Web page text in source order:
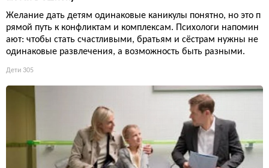
Желание дать детям одинаковые каникулы понятно, но это п
рямой путь к конфликтам и комплексам. Психологи напомин
ают: чтобы стать счастливыми, братьям и сёстрам нужны не
одинаковые развлечения, а возможность быть разными.
Дети 305